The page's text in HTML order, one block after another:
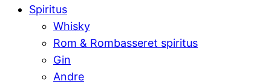
Spiritus
Whisky
Rom & Rombasseret spiritus
Gin
Andre